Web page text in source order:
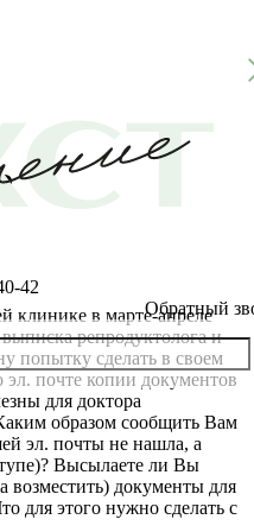
42
Обратный
в марте-апреле
репродуктолога и
попытку сделать в своем
почте копии документов
для доктора
образом сообщить Вам
эл. почты не нашла, а
Высылаете ли Вы
возместить) документы для
для этого нужно сделать с